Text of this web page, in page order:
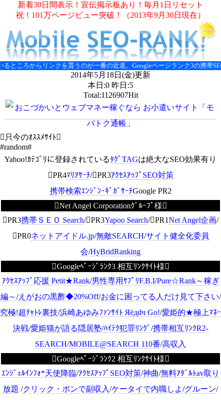
新着30日間表示！宣伝掲示板あり！毎月1日リセット
祝！101万ページビュー突破！（2013年9月30日現在）
ろからリンクを貰うのが一番の近道。Googleページランク3の携帯SEO
2014年5月18日(金)更新
本日:0 昨日:5
Total:1126907Hit
只今のｵｽｽﾒｻｲﾄ
#random#
Yahoo!ｶﾃｺﾞﾘに登録されているﾀｸﾞTAGは絶大なSEO効果有り
PR4ﾏﾘｱｻｰﾁ/PR3ｱｸｾｽｱｯﾌﾟSEO対策
携帯検索ｴﾝｼﾞﾝ･ｷﾞｶﾞｻｰﾁGoogle PR2
Net Angel Corporationｸﾞﾙｰﾌﾟ様
PR3携帯ＳＥＯ Search/PR3Yapoo Search/PR1Net Angel企画/
PR0ネットアイドル.jp/無敵SEARCH/サイト健全化委員
会/HyBridRanking
Googleﾍﾟｰｼﾞﾗﾝｸ3 相互ﾘﾝｸｻｲﾄ様
ｱｸｾｽｱｯﾌﾟ応援 Petit★Rank/男性専用ｻﾌﾟﾘF.B.I/Pure☆Rank～稼ぎ
編～/えがおの黒酢◆20%Off/お金に困ってる人だけ見て下さい/
究極!超ﾁｬﾄﾚ裏技/浜崎あゆみﾌｧﾝｻｲﾄ Яёдdч Go!/愛姫的★極上ﾏﾈｰ
決戦/愛姫猫が語る隠居塾/ﾊｲﾃｸ犯罪ﾘﾝｸﾞ/携帯相互ﾘﾝｸR2-
SEARCH/MOBILE@SEARCH 110番/高収入
Googleﾍﾟｰｼﾞﾗﾝｸ2 相互ﾘﾝｸｻｲﾄ様
ｴﾝｼﾞｪﾙｲﾝﾌｫ*天使降臨/ｱｸｾｽｱｯﾌﾟSEO対策/神曲/無料ｱﾀﾞﾙﾄav取り
放題 /クリック・ポンで副収入/ケータイで内職しよ/グルーン/